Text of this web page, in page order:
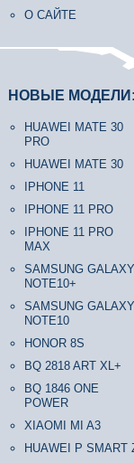
О САЙТЕ
НОВЫЕ МОДЕЛИ:
HUAWEI MATE 30
PRO
HUAWEI MATE 30
IPHONE 11
IPHONE 11 PRO
IPHONE 11 PRO
MAX
SAMSUNG GALAXY
NOTE10+
SAMSUNG GALAXY
NOTE10
HONOR 8S
BQ 2818 ART XL+
BQ 1846 ONE
POWER
XIAOMI MI A3
HUAWEI P SMART